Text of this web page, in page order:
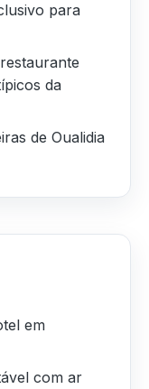
para
da
de Oualidia
em
com ar